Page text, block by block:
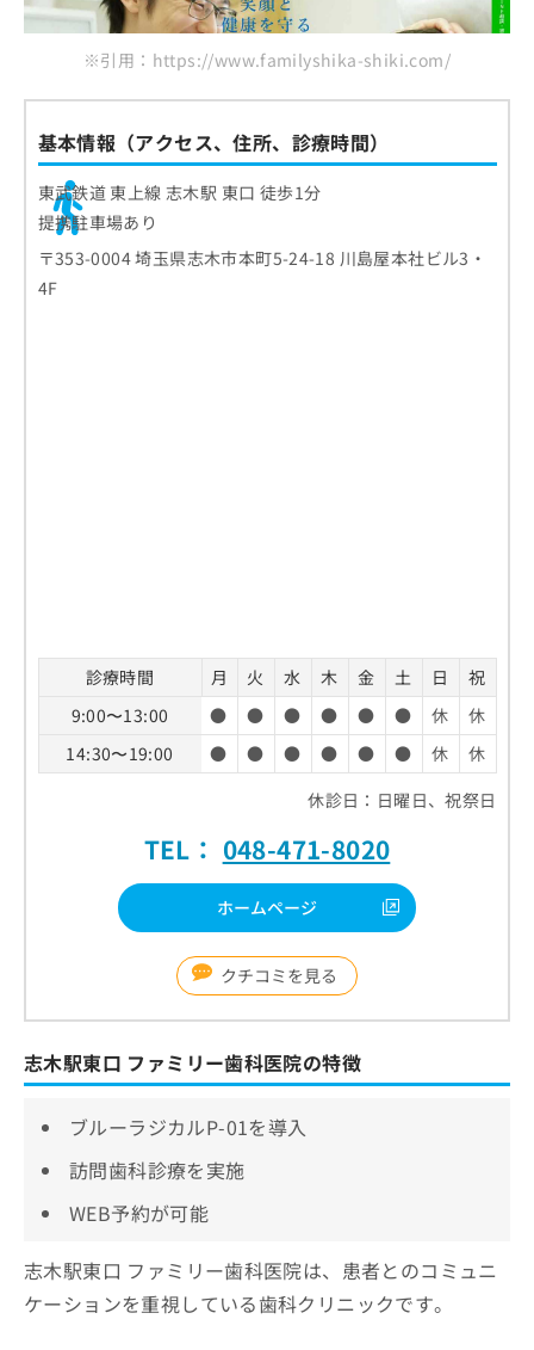
※引用：https://www.familyshika-shiki.com/
基本情報（アクセス、住所、診療時間）
東武鉄道 東上線 志木駅 東口 徒歩1分
提携駐車場あり
〒353-0004 埼玉県志木市本町5-24-18 川島屋本社ビル3・
4F
診療時間 月 火 水 木 金 土 日
祝
9:00〜13:00
● ● ● ● ● ● 休
休
14:30〜19:00
● ● ● ● ● ● 休
休
休診日：日曜日、祝祭日
TEL： 048-471-8020
ホームページ
クチコミを見る
志木駅東口 ファミリー歯科医院の特徴
ブルーラジカルP-01を導入
訪問歯科診療を実施
WEB予約が可能
志木駅東口 ファミリー歯科医院は、患者とのコミュニ
ケーションを重視している歯科クリニックです。